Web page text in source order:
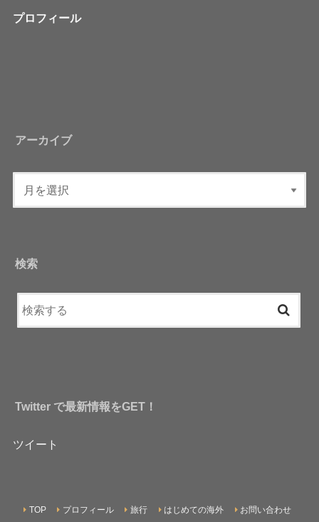
プロフィール
アーカイブ
検索
Twitter で最新情報をGET！
ツイート
TOP プロフィール 旅行 はじめての海外 お問い合わせ